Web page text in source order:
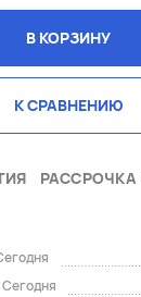
В КОРЗИНУ
К СРАВНЕНИЮ
РАССРОЧКА
Сегодня